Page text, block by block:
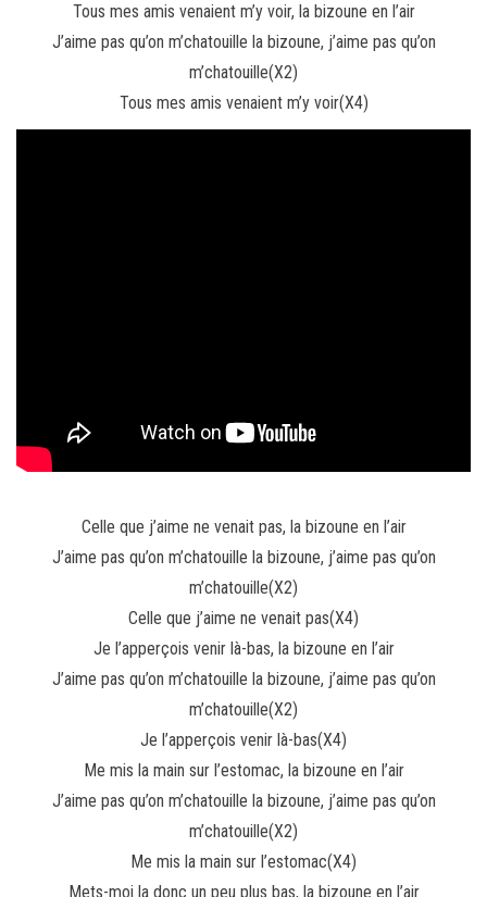
Tous mes amis venaient m’y voir, la bizoune en l’air
J’aime pas qu’on m’chatouille la bizoune, j’aime pas qu’on
m’chatouille(X2)
Tous mes amis venaient m’y voir(X4)
Celle que j’aime ne venait pas, la bizoune en l’air
J’aime pas qu’on m’chatouille la bizoune, j’aime pas qu’on
m’chatouille(X2)
Celle que j’aime ne venait pas(X4)
Je l’apperçois venir là-bas, la bizoune en l’air
J’aime pas qu’on m’chatouille la bizoune, j’aime pas qu’on
m’chatouille(X2)
Je l’apperçois venir là-bas(X4)
Me mis la main sur l’estomac, la bizoune en l’air
J’aime pas qu’on m’chatouille la bizoune, j’aime pas qu’on
m’chatouille(X2)
Me mis la main sur l’estomac(X4)
Mets-moi la donc un peu plus bas, la bizoune en l’air